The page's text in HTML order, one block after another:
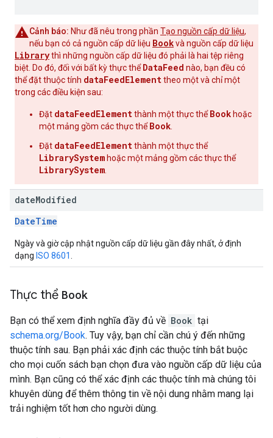
Cảnh báo: Như đã nêu trong phần Tạo nguồn cấp dữ liệu,
nếu bạn có cả nguồn cấp dữ liệu Bookvà nguồn cấp dữ liệu
Librarythì những nguồn cấp dữ liệu đó phải là hai tệp riêng
biệt. Do đó, đối với bất kỳ thực thểDataFeed nào, bạn đều có
thể đặt thuộc tính dataFeedElementtheo một và chỉ một
trong các điều kiện sau:
Đặt dataFeedElementthành một thực thểBook hoặc
một mảng gồm các thực thểBook
Đặt dataFeedElementthành một thực thể
LibrarySystem hoặc một mảng gồm các thực thể
LibrarySystem
dateModified
DateTime
Ngày và giờ cập nhật nguồn cấp dữ liệu gần đây nhất, ở định
dạng ISO 8601
Thực thể Book
Bạn có thể xem định nghĩa đầy đủ về Book tại
schema.org/Book. Tuy vậy, bạn chỉ cần chú ý đến những
thuộc tính sau. Bạn phải xác định các thuộc tính bắt buộc
cho mọi cuốn sách bạn chọn đưa vào nguồn cấp dữ liệu của
mình. Bạn cũng có thể xác định các thuộc tính mà chúng tôi
khuyên dùng để thêm thông tin về nội dung nhằm mang lại
trải nghiệm tốt hơn cho người dùng.